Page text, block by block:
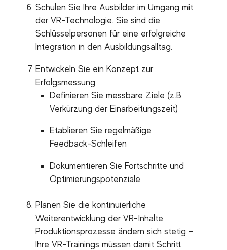
Schulen Sie Ihre Ausbilder im Umgang mit
der VR-Technologie. Sie sind die
Schlüsselpersonen für eine erfolgreiche
Integration in den Ausbildungsalltag.
Entwickeln Sie ein Konzept zur
Erfolgsmessung:
Definieren Sie messbare Ziele (z.B.
Verkürzung der Einarbeitungszeit)
Etablieren Sie regelmäßige
Feedback-Schleifen
Dokumentieren Sie Fortschritte und
Optimierungspotenziale
Planen Sie die kontinuierliche
Weiterentwicklung der VR-Inhalte.
Produktionsprozesse ändern sich stetig –
Ihre VR-Trainings müssen damit Schritt